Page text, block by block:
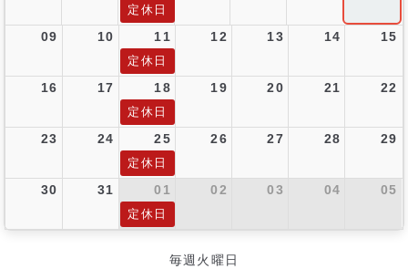
定休日
09 10 11 12 13 14 15
定休日
16 17 18 19 20 21 22
定休日
23 24 25 26 27 28 29
定休日
30 31 01 02 03 04 05
定休日
毎週火曜日